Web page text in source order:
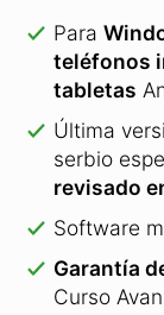
Para
teléfonos
tabletas
Última
serbio
revisado
Software
Garantía
Curso